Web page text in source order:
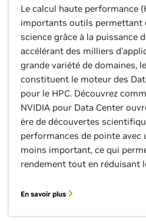
Le calcul haute performance
importants outils permettant
science grâce à la puissance
accélérant des milliers
grande variété de domaines,
constituent le moteur des
pour le HPC. Découvrez
NVIDIA pour Data Center
ère de découvertes
performances de pointe avec
moins important, ce qui
rendement tout en réduisant
En savoir plus